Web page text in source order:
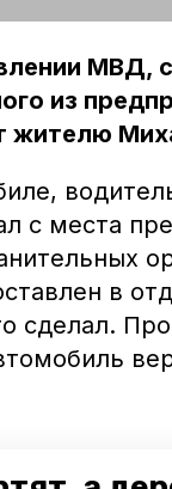
МВД,
из
жителю
с места
в
сделал.